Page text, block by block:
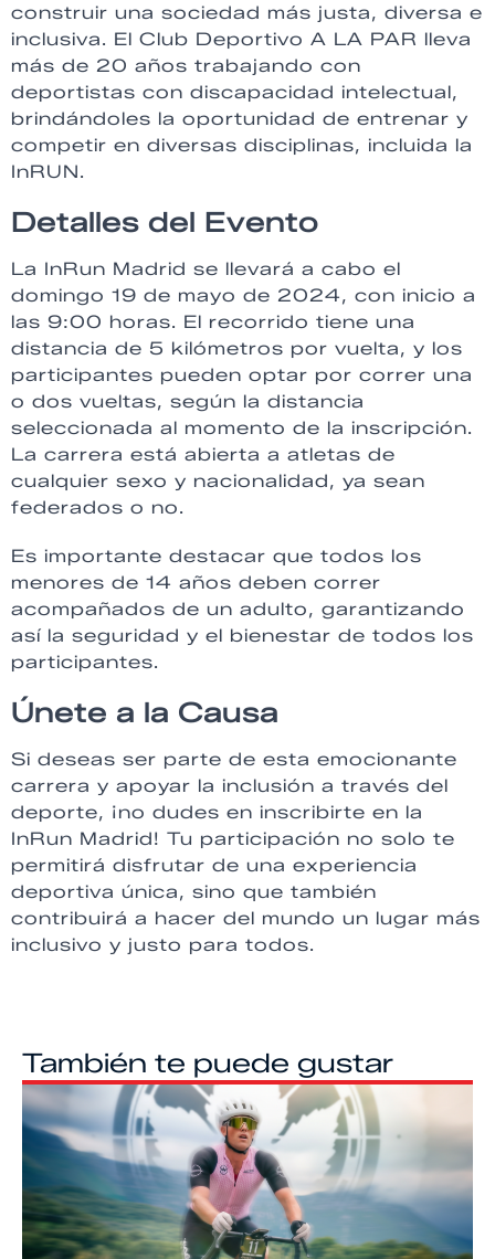
construir una sociedad más justa, diversa e
inclusiva. El Club Deportivo A LA PAR lleva
más de 20 años trabajando con
deportistas con discapacidad intelectual,
brindándoles la oportunidad de entrenar y
competir en diversas disciplinas, incluida la
InRUN.
Detalles del Evento
La InRun Madrid se llevará a cabo el
domingo 19 de mayo de 2024, con inicio a
las 9:00 horas. El recorrido tiene una
distancia de 5 kilómetros por vuelta, y los
participantes pueden optar por correr una
o dos vueltas, según la distancia
seleccionada al momento de la inscripción.
La carrera está abierta a atletas de
cualquier sexo y nacionalidad, ya sean
federados o no.
Es importante destacar que todos los
menores de 14 años deben correr
acompañados de un adulto, garantizando
así la seguridad y el bienestar de todos los
participantes.
Únete a la Causa
Si deseas ser parte de esta emocionante
carrera y apoyar la inclusión a través del
deporte, ¡no dudes en inscribirte en la
InRun Madrid! Tu participación no solo te
permitirá disfrutar de una experiencia
deportiva única, sino que también
contribuirá a hacer del mundo un lugar más
inclusivo y justo para todos.
También te puede gustar